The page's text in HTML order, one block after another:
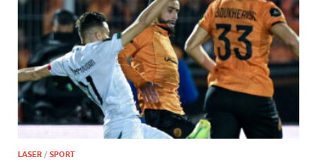
LASER / SPORT